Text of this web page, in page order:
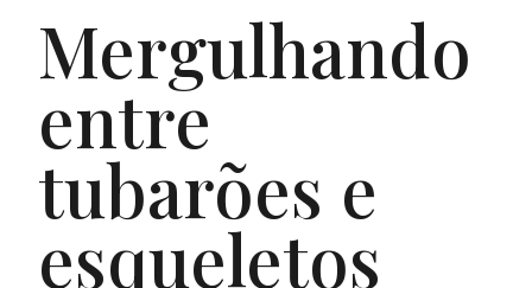
Mergulhando
entre
tubarões e
esqueletos